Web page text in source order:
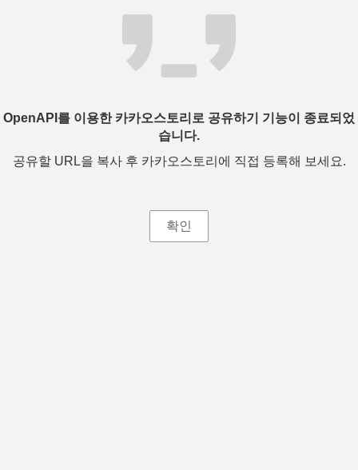
OpenAPI를 이용한 카카오스토리로 공유하기 기능이 종료되었
습니다.
공유할 URL을 복사 후 카카오스토리에 직접 등록해 보세요.
확인